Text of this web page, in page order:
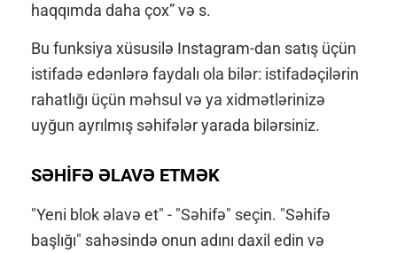
haqqımda daha çox” və s.
Bu funksiya xüsusilə Instagram-dan satış üçün
istifadə edənlərə faydalı ola bilər: istifadəçilərin
rahatlığı üçün məhsul və ya xidmətlərinizə
uyğun ayrılmış səhifələr yarada bilərsiniz.
SƏHİFƏ ƏLAVƏ ETMƏK
"Yeni blok əlavə et" - "Səhifə" seçin. "Səhifə
başlığı" sahəsində onun adını daxil edin və